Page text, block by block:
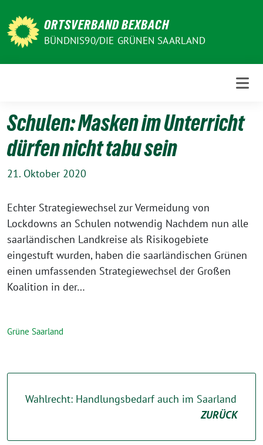
zum
Inhalt
ORTSVERBAND BEXBACH
BÜNDNIS90/DIE GRÜNEN SAARLAND
Schulen: Masken im Unterricht
dürfen nicht tabu sein
21. Oktober 2020
Echter Strategiewechsel zur Vermeidung von
Lockdowns an Schulen notwendig Nachdem nun alle
saarländischen Landkreise als Risikogebiete
eingestuft wurden, haben die saarländischen Grünen
einen umfassenden Strategiewechsel der Großen
Koalition in der…
Grüne Saarland
Wahlrecht: Handlungsbedarf auch im Saarland
ZURÜCK